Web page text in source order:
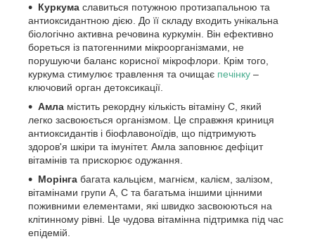
Куркума славиться потужною протизапальною та
антиоксидантною дією. До її складу входить унікальна
біологічно активна речовина куркумін. Він ефективно
бореться із патогенними мікроорганізмами, не
порушуючи баланс корисної мікрофлори. Крім того,
куркума стимулює травлення та очищає печінку –
ключовий орган детоксикації.
Амла містить рекордну кількість вітаміну С, який
легко засвоюється організмом. Це справжня криниця
антиоксидантів і біофлавоноїдів, що підтримують
здоров'я шкіри та імунітет. Амла заповнює дефіцит
вітамінів та прискорює одужання.
Морінга багата кальцієм, магнієм, калієм, залізом,
вітамінами групи А, С та багатьма іншими цінними
поживними елементами, які швидко засвоюються на
клітинному рівні. Це чудова вітамінна підтримка під час
епідемій.